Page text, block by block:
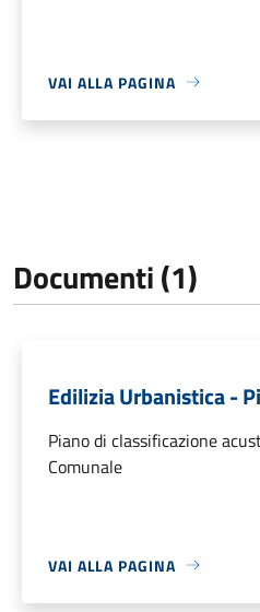
VAI ALLA PAGINA
Documenti (1)
Edilizia Urbanistica -
Piano di classificazione
Comunale
VAI ALLA PAGINA